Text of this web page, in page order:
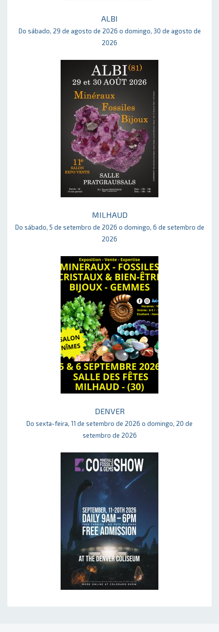
ALBI
Do sábado, 29 de agosto de 2026 o domingo, 30 de agosto de
2026
MILHAUD
Do sábado, 5 de setembro de 2026 o domingo, 6 de setembro de
2026
DENVER
Do sexta-feira, 11 de setembro de 2026 o domingo, 20 de
setembro de 2026